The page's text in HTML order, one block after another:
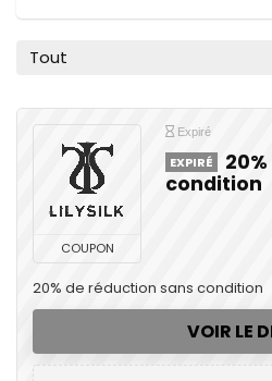
Tout
COUPON
Expiré
EXPIRÉ
condition
20% de réduction sans condition
VOIR LE